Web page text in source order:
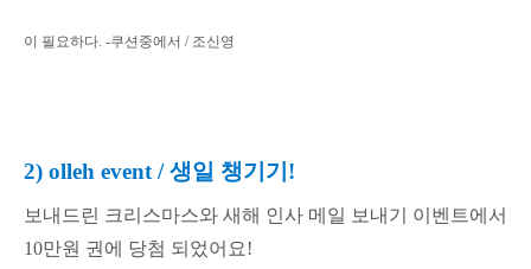
이 필요하다. -쿠션중에서 / 조신영
2) olleh event / 생일 챙기기!
보내드린 크리스마스와 새해 인사 메일 보내기 이벤트에서
10만원 권에 당첨 되었어요!